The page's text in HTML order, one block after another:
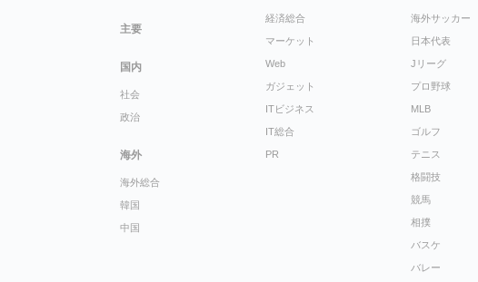
主要
国内
社会
政治
海外
海外総合
韓国
中国
経済総合
マーケット
Web
ガジェット
ITビジネス
IT総合
PR
海外サッカー
日本代表
Jリーグ
プロ野球
MLB
ゴルフ
テニス
格闘技
競馬
相撲
バスケ
バレー